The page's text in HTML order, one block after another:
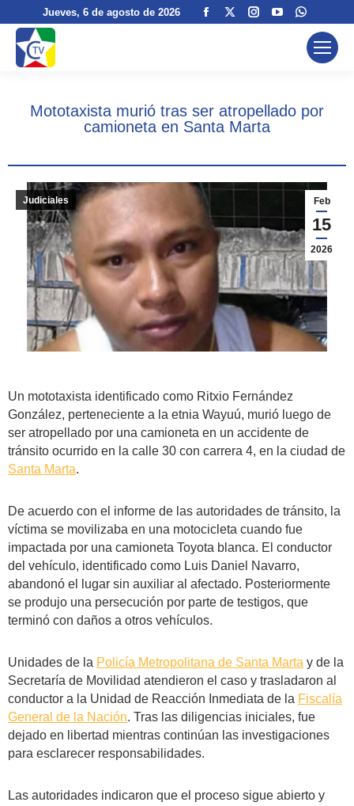
Jueves, 6 de agosto de 2026
Facebook
windowwindow
Instagram
window
YouTube
opens
window
page
opens
window
Mototaxista murió tras ser atropellado por
camioneta en Santa Marta
Feb
15
2026
Judiciales
Un mototaxista identificado como Ritxio Fernández
González, perteneciente a la etnia Wayuú, murió luego de
ser atropellado por una camioneta en un accidente de
tránsito ocurrido en la calle 30 con carrera 4, en la ciudad de
Santa Marta.
De acuerdo con el informe de las autoridades de tránsito, la
víctima se movilizaba en una motocicleta cuando fue
impactada por una camioneta Toyota blanca. El conductor
del vehículo, identificado como Luis Daniel Navarro,
abandonó el lugar sin auxiliar al afectado. Posteriormente
se produjo una persecución por parte de testigos, que
terminó con daños a otros vehículos.
Unidades de la Policía Metropolitana de Santa Marta y de la
Secretaría de Movilidad atendieron el caso y trasladaron al
conductor a la Unidad de Reacción Inmediata de la Fiscalía
General de la Nación. Tras las diligencias iniciales, fue
dejado en libertad mientras continúan las investigaciones
para esclarecer responsabilidades.
Las autoridades indicaron que el proceso sigue abierto y